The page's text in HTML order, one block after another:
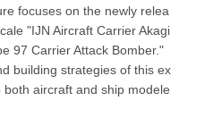
focuses on the newly relea
"IJN Aircraft Carrier Akagi
97 Carrier Attack Bomber."
building strategies of this ex
aircraft and ship modele